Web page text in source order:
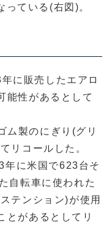
っている(右図)。
に販売したエアロ
能性があるとして
製のにぎり(グリ
リコールした。
に米国で623台そ
自転車に使われた
テンション)が使用
とがあるとしてリ